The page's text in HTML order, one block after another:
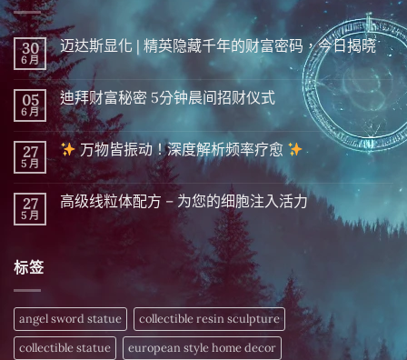
30
6 月
迈达斯显化 | 精英隐藏千年的财富密码，今日揭晓
在
〈迈
达
斯
显
化
|
精
英
隐
千
年
晓〉
中
尚
無
留
言
05
6 月
迪拜财富秘密 5分钟晨间招财仪式
在
〈迪
拜
财
富
密 5
分
钟
尚
無
留
言
27
5 月
万物皆振动！深度解析频率疗愈
在
万
频
率
疗
愈
尚
無
留
言
27
5 月
高级线粒体配方 – 为您的细胞注入活力
–
为
您
的
标签
angel sword statue
collectible resin sculpture
collectible statue
european style home decor